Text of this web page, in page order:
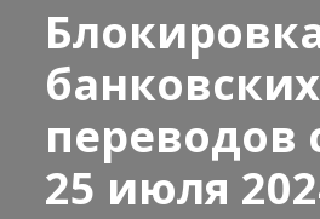
банковских
переводов
25 июля